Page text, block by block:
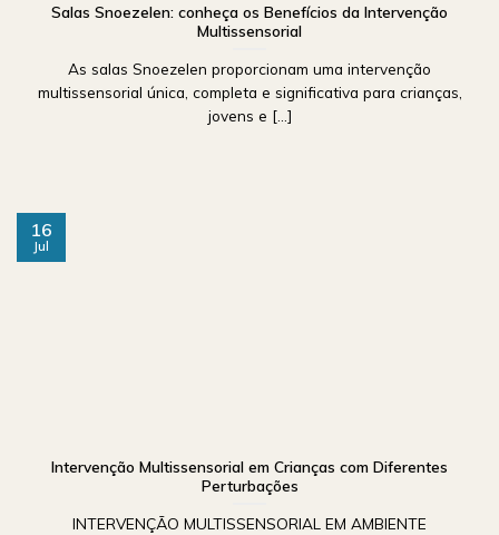
Salas Snoezelen: conheça os Benefícios da Intervenção
Multissensorial
As salas Snoezelen proporcionam uma intervenção
multissensorial única, completa e significativa para crianças,
jovens e [...]
Intervenção Multissensorial em Crianças com Diferentes
Perturbações
INTERVENÇÃO MULTISSENSORIAL EM AMBIENTE
16
Jul